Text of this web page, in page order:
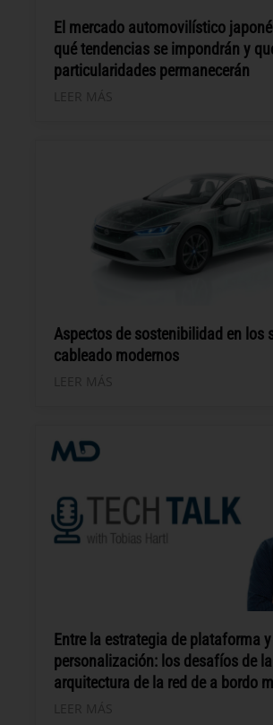
El mercado automovilístico
qué tendencias se impondrán y
particularidades permanecerán
Aspectos de sostenibilidad en los
cableado modernos
Entre la estrategia de plataforma
personalización: los desafíos de la
arquitectura de la red de a bordo